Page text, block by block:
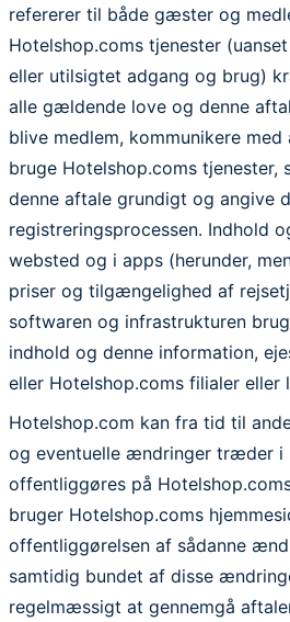
refererer til både gæster og
Hotelshop.coms tjenester
eller utilsigtet adgang og brug)
alle gældende love og denne
blive medlem, kommunikere
bruge Hotelshop.coms
denne aftale grundigt og angive
registreringsprocessen. Indhold
websted og i apps (herunder,
priser og tilgængelighed af
softwaren og infrastrukturen
indhold og denne information,
eller Hotelshop.coms filialer eller
Hotelshop.com kan fra tid til
og eventuelle ændringer træder i
offentliggøres på
bruger Hotelshop.coms
offentliggørelsen af sådanne
samtidig bundet af disse
regelmæssigt at gennemgå